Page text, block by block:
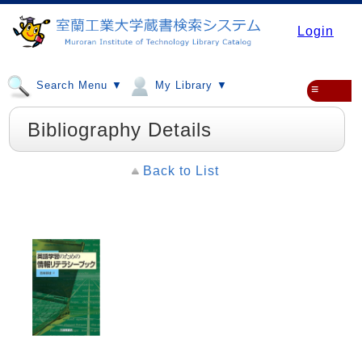
Login
Search Menu ▼ My Library ▼ ≡
Bibliography Details
Back to List